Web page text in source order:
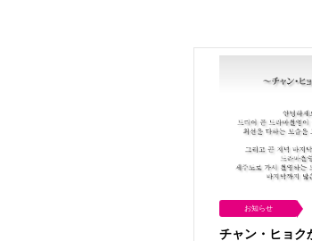
お知らせ
チャン・ヒョク